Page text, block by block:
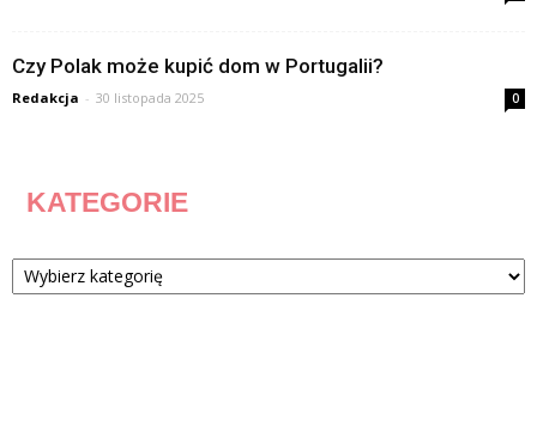
Czy Polak może kupić dom w Portugalii?
Redakcja - 30 listopada 2025 0
KATEGORIE
Kategorie